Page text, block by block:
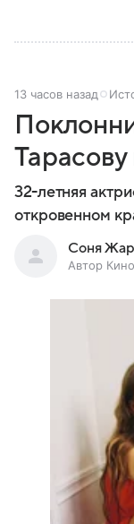
13 часов назад
32-летняя
откровенном
Соня
Автор